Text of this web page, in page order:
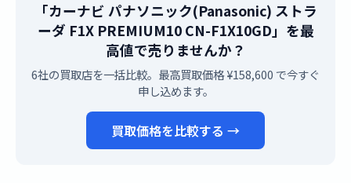
「カーナビ パナソニック(Panasonic) ストラ
ーダ F1X PREMIUM10 CN-F1X10GD」を最
高値で売りませんか？
6社の買取店を一括比較。最高買取価格 ¥158,600 で今すぐ
申し込めます。
買取価格を比較する →